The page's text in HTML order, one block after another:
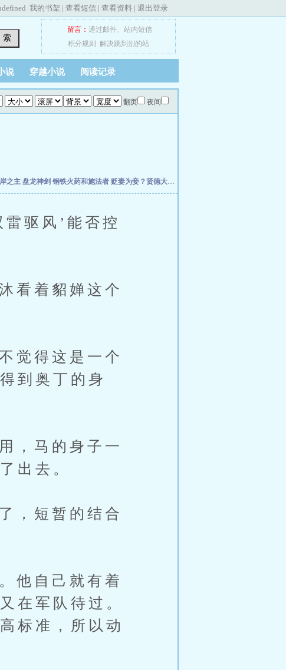
我的书架 | 查看短信 | 查看资料 | 退出登录
索
留言： 通过邮件、 站内短信
积分规则
解决跳到别的站
说 穿越小说 阅读记录
翻页 夜间
之主 盘龙神剑 钢铁火药和施法者 贬妻为妾？贤德大妇她掀桌了
驱风’能否控
着貂婵这个
得这是一个
到奥丁的身
马的身子一
出去。
短暂的结合
自己就有着
在军队待过。
标准，所以动